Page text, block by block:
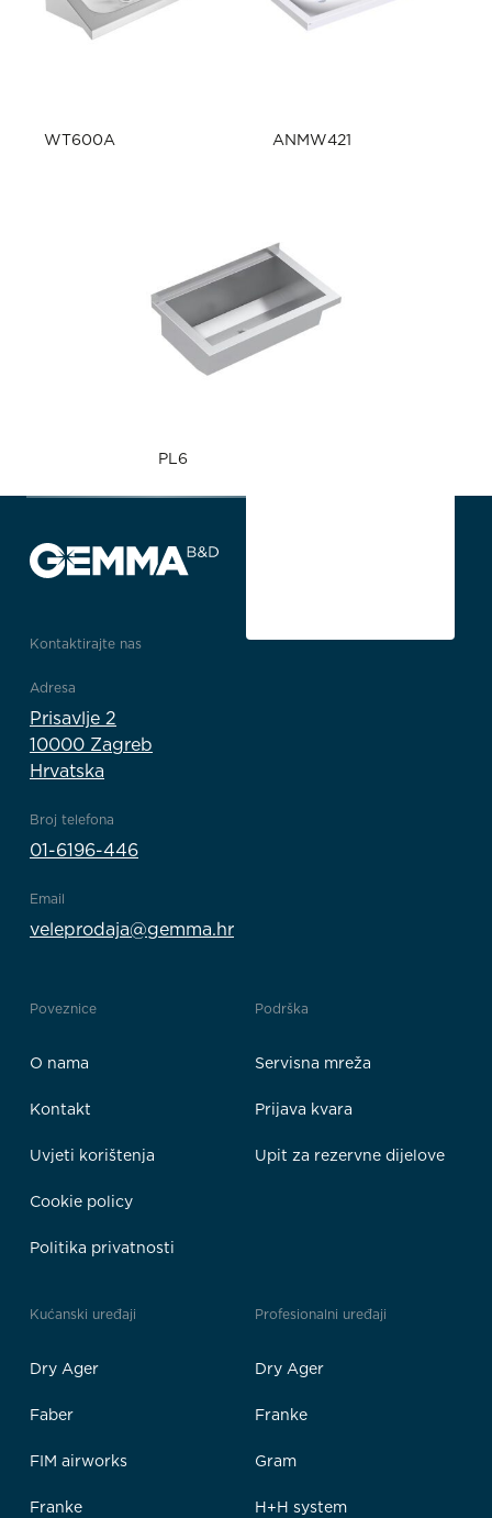
WT600A ANMW421
PL6
Kontaktirajte nas
Adresa
Prisavlje 2
10000 Zagreb
Hrvatska
Broj telefona
01-6196-446
Email
veleprodaja@gemma.hr
Poveznice
O nama
Kontakt
Uvjeti korištenja
Cookie policy
Politika privatnosti
Podrška
Servisna mreža
Prijava kvara
Upit za rezervne dijelove
Kućanski uređaji
Dry Ager
Faber
FIM airworks
Franke
Profesionalni uređaji
Dry Ager
Franke
Gram
H+H system